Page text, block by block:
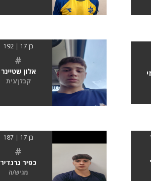
בן 17 | 192
#
אלון שטיינר
קבלן/נית
בן 17 | 187
#
כפיר גרנדיר
מגיש/ה